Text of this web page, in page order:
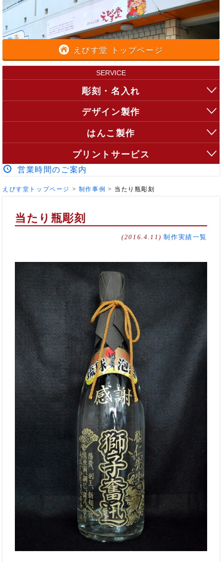
えびす堂 トップページ
SERVICE
彫刻・名入れ
デザイン製作
はんこ製作
プリントサービス
営業時間のご案内
えびす堂トップページ > 制作事例 > 当たり瓶彫刻
当たり瓶彫刻
(2016.4.11) 制作実績一覧